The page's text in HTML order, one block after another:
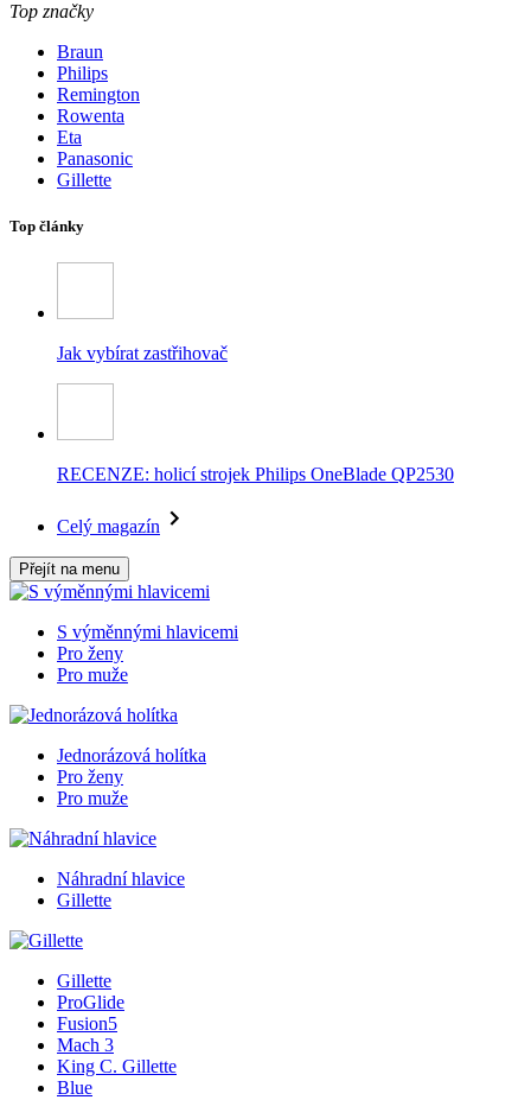
Top značky
Braun
Philips
Remington
Rowenta
Eta
Panasonic
Gillette
Top články
Jak vybírat zastřihovač
RECENZE: holicí strojek Philips OneBlade QP2530
Celý magazín
Přejít na menu
S výměnnými hlavicemi
Pro ženy
Pro muže
Jednorázová holítka
Pro ženy
Pro muže
Náhradní hlavice
Gillette
Gillette
ProGlide
Fusion5
Mach 3
King C. Gillette
Blue